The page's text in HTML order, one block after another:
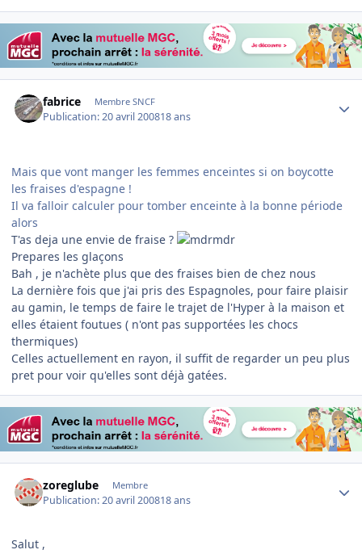
fabrice Membre SNCF
Publication:20 avril 200818 ans
Mais que vont manger les femmes enceintes si on boycotte
les fraises d'espagne !
Il va falloir calculer pour tomber enceinte à la bonne période
alors
T'as deja une envie de fraise ?
Prepares les glaçons
Bah , je n'achète plus que des fraises bien de chez nous
La dernière fois que j'ai pris des Espagnoles, pour faire plaisir
au gamin, le temps de faire le trajet de l'Hyper à la maison et
elles étaient foutues ( n'ont pas supportées les chocs
thermiques)
Celles actuellement en rayon, il suffit de regarder un peu plus
pret pour voir qu'elles sont déjà gatées.
zoreglube Membre
Publication:20 avril 200818 ans
Salut ,